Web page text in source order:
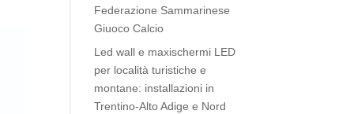
Federazione Sammarinese
Giuoco Calcio
Led wall e maxischermi LED
per località turistiche e
montane: installazioni in
Trentino-Alto Adige e Nord